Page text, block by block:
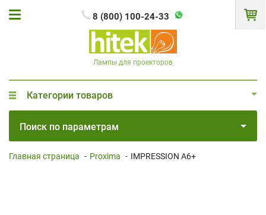
8 (800) 100-24-33
Лампы для проекторов
Категории товаров
Поиск по параметрам
Главная страница - Proxima - IMPRESSION A6+